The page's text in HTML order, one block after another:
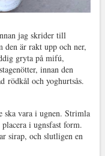
jag skrider till
den är rakt upp och ner,
gryta på mifú,
innan den
rödkål och yoghurtsås.
vara i ugnen. Strimla
i ugnsfast form.
sirap, och slutligen en